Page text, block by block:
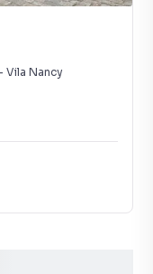
- Vila Nancy